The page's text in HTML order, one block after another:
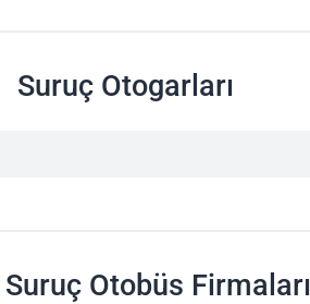
Suruç Otogarları
Otobüs Firmaları